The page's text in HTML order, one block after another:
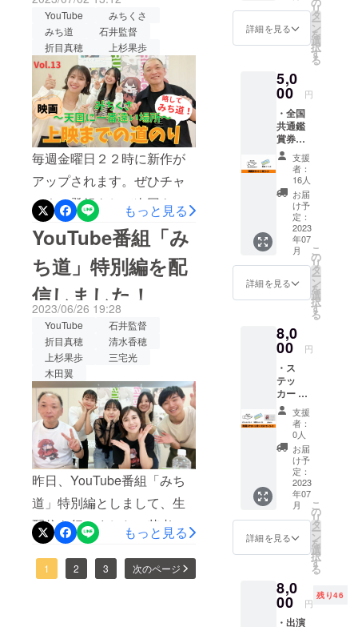
す！！日程：2024年3月29
日（金）、30日（土）、31
日（日）会場：扇町キネ
マ
https://omcube.jp/kinema/〒
530-0052 大阪府大阪市北
区南扇町6-26大阪メトロ堺
筋線「扇町」駅（5番出口）
から徒歩3分・JR環状線
「天満」駅から徒歩7分・
JR「大阪」駅から徒歩15分
https://omcube.jp/#access3
日とも舞台挨拶を予定して
おります。詳細は決定次
第、SNSやHPで更新してい
きますので、引き続き
チェックをお願いします。
ご来場お待ちしておりま
す！！
た。被災された方々には心
よりお見舞い申し上げま
す。一日も早い復興と安全
を祈っております。エンタ
メの力を信じて私たちがで
きることを心をこめて進め
ていきたいと思っておりま
す。引き続きよろしくお願
い致します。2023年は大阪
十三シアターセブンでの上
映から始まり、京都アップ
リンク、河内長野市主催の
上映会など多くの方々にご
鑑賞いただき、嬉しいご感
想もたくさん頂戴しまし
た。今年も少しでも多くの
場所での上映を目指して一
歩ずつ前進して参ります！
早速ではありますが、今年
最初の上映会が下記の通り
決定いたしましたのでご案
内をさせていただきます。
ぜひまだご覧になっていな
い方々もお誘い合わせの
上、ご来場ください。心よ
りお待ちしております。神
ん 公開しました
YouTube
みちくさ
みち道
石井監督
折目真穂
上杉果歩
毎週金曜日２２時に新作が
アップされます。ぜひチャ
ンネル登録をして次回をお
待ちください。今回のゲス
トは、速瀬愛さん演じるあ
みちゃんの同級生役とみち
くさオーナーの里ちゃんの
娘ゆみ役を演じてくれた上
杉果歩さんです。なんだか
どうしてもアピールしたい
ことがあるようです、何を
アピールしているのか？？
はたまた、その願いは叶う
のか？？ぜひお確かめくだ
さい！
もっと見る
YouTube番組「み
ち道」特別編を配
信しました！
2023/06/26 19:28
YouTube
石井監督
折目真穂
清水香穂
上杉果歩
三宅光
木田翼
昨日、YouTube番組「みち
道」特別編としまして、生
配信を行いました！若者が
考える「不登校とは？」
「相談できる人は？」な
もっと見る
1 2 3 次のページ
のぼってゆ
2020年 磯
部鉄平監督
「ｺｰﾝﾌﾚｰｸ」
2020年 林
海象監督
「BOLT」照
2021年 川
本貴弘監督
「かば～西
成を生きた
教師と生徒
2022年 田
中健詞監督
「ﾊﾞｳﾑｸｰﾍ
ﾝ」助監督
2022年 長
崎アンナ監
督「SUPER
APARTMEN
T WIFE～奥
様はゴーレ
ｻｰ、助監督
崎アンナ監
督「恋はパ
ンとミルク
詳細を見る
リ
タ
ー
ン
を
選
択
す
る
5,0
00 円
・全国
共通鑑
賞券１
枚 2023
年７月
29日〜
関西上
映を皮
切りに
全国上
映予定
（お住
まいの
地域で
の上映
が叶わ
能性が
ありま
すこと
をご了
承の
上、ご
支援い
ただけ
ますと
幸いで
す） ・
監督か
らあな
たへお
礼メッ
セージ
カード
支援
者：
16人
お届
け予
定：
2023
年07
月
詳細を見る
こ
の
リ
タ
ー
ン
を
選
択
す
る
8,0
00 円
・ス
テッ
カー １
セット
（する
めちゃ
ん「映
画の登
場人物
わこの
キャラ
ター」
と作品
タイト
ルロゴ
類） ・
全国共
通鑑賞
券１
支援
者：
0人
お届
け予
定：
2023
年07
月
詳細を見る
こ
の
リ
タ
ー
ン
を
選
択
す
る
8,0
00 円
残り46
・出演